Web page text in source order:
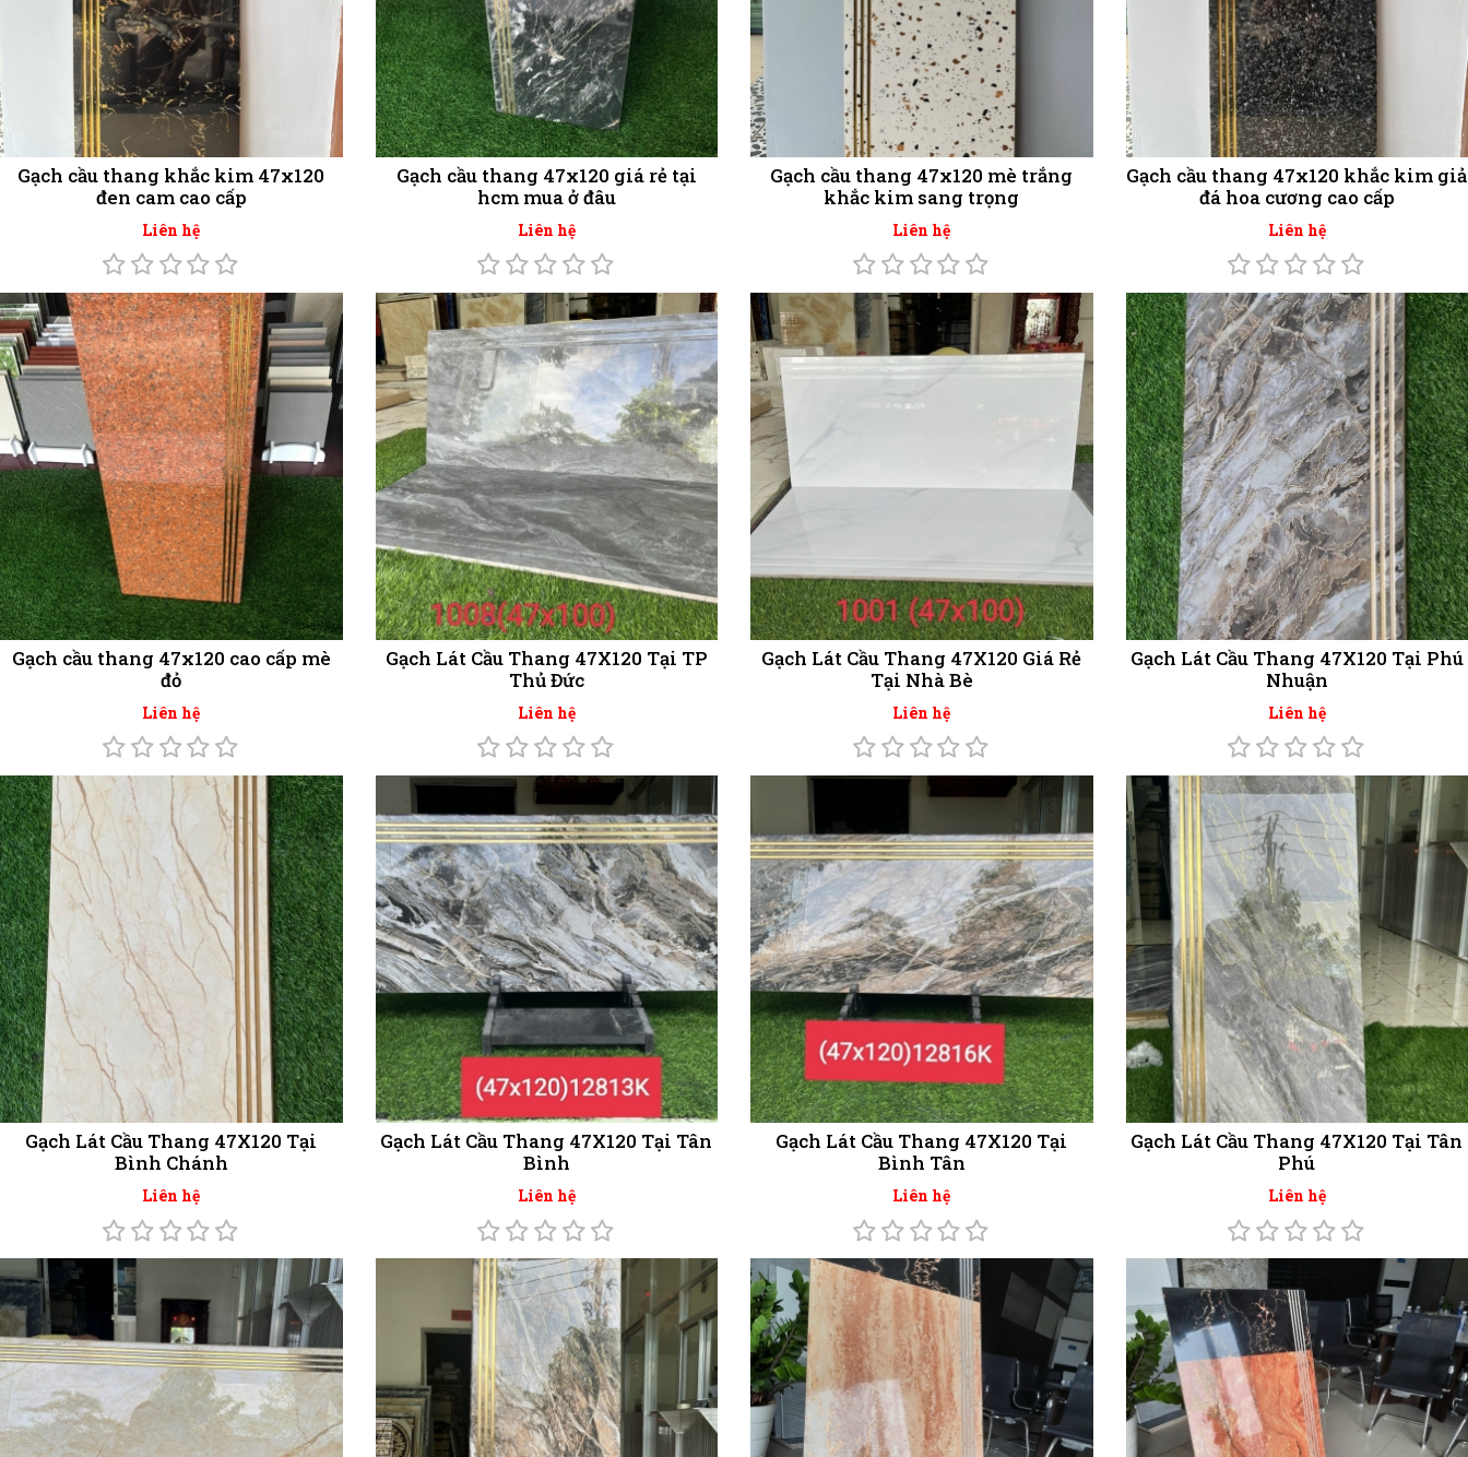
Gạch cầu thang khắc kim 47x120
đen cam cao cấp
Liên hệ
Gạch cầu thang 47x120 giá rẻ tại
hcm mua ở đâu
Liên hệ
Gạch cầu thang 47x120 mè trắng
khắc kim sang trọng
Liên hệ
Gạch cầu thang 47x120 khắc kim giả
đá hoa cương cao cấp
Liên hệ
Gạch cầu thang 47x120 cao cấp mè
đỏ
Liên hệ
Gạch Lát Cầu Thang 47X120 Tại TP
Thủ Đức
Liên hệ
Gạch Lát Cầu Thang 47X120 Giá Rẻ
Tại Nhà Bè
Liên hệ
Gạch Lát Cầu Thang 47X120 Tại Phú
Nhuận
Liên hệ
Gạch Lát Cầu Thang 47X120 Tại
Bình Chánh
Liên hệ
Gạch Lát Cầu Thang 47X120 Tại Tân
Bình
Liên hệ
Gạch Lát Cầu Thang 47X120 Tại
Bình Tân
Liên hệ
Gạch Lát Cầu Thang 47X120 Tại Tân
Phú
Liên hệ